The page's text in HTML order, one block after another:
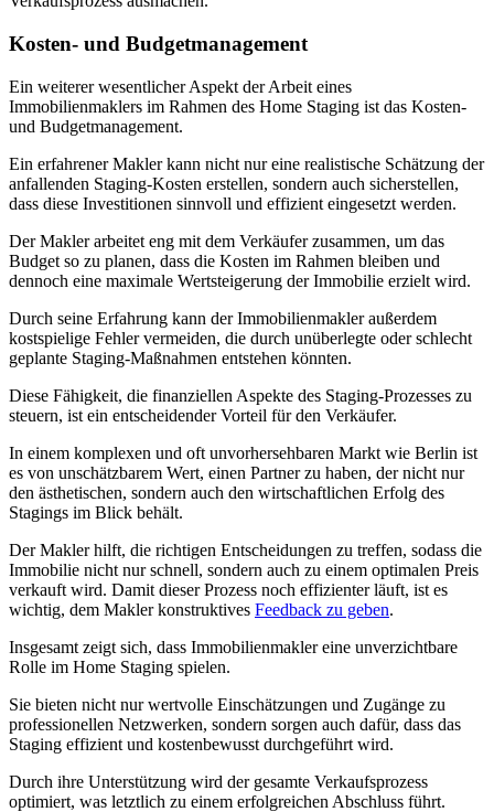
Kosten- und Budgetmanagement
Ein weiterer wesentlicher Aspekt der Arbeit eines
Immobilienmaklers im Rahmen des Home Staging ist das Kosten-
und Budgetmanagement.
Ein erfahrener Makler kann nicht nur eine realistische Schätzung der
anfallenden Staging-Kosten erstellen, sondern auch sicherstellen,
dass diese Investitionen sinnvoll und effizient eingesetzt werden.
Der Makler arbeitet eng mit dem Verkäufer zusammen, um das
Budget so zu planen, dass die Kosten im Rahmen bleiben und
dennoch eine maximale Wertsteigerung der Immobilie erzielt wird.
Durch seine Erfahrung kann der Immobilienmakler außerdem
kostspielige Fehler vermeiden, die durch unüberlegte oder schlecht
geplante Staging-Maßnahmen entstehen könnten.
Diese Fähigkeit, die finanziellen Aspekte des Staging-Prozesses zu
steuern, ist ein entscheidender Vorteil für den Verkäufer.
In einem komplexen und oft unvorhersehbaren Markt wie Berlin ist
es von unschätzbarem Wert, einen Partner zu haben, der nicht nur
den ästhetischen, sondern auch den wirtschaftlichen Erfolg des
Stagings im Blick behält.
Der Makler hilft, die richtigen Entscheidungen zu treffen, sodass die
Immobilie nicht nur schnell, sondern auch zu einem optimalen Preis
verkauft wird. Damit dieser Prozess noch effizienter läuft, ist es
wichtig, dem Makler konstruktives Feedback zu geben.
Insgesamt zeigt sich, dass Immobilienmakler eine unverzichtbare
Rolle im Home Staging spielen.
Sie bieten nicht nur wertvolle Einschätzungen und Zugänge zu
professionellen Netzwerken, sondern sorgen auch dafür, dass das
Staging effizient und kostenbewusst durchgeführt wird.
Durch ihre Unterstützung wird der gesamte Verkaufsprozess
optimiert, was letztlich zu einem erfolgreichen Abschluss führt.